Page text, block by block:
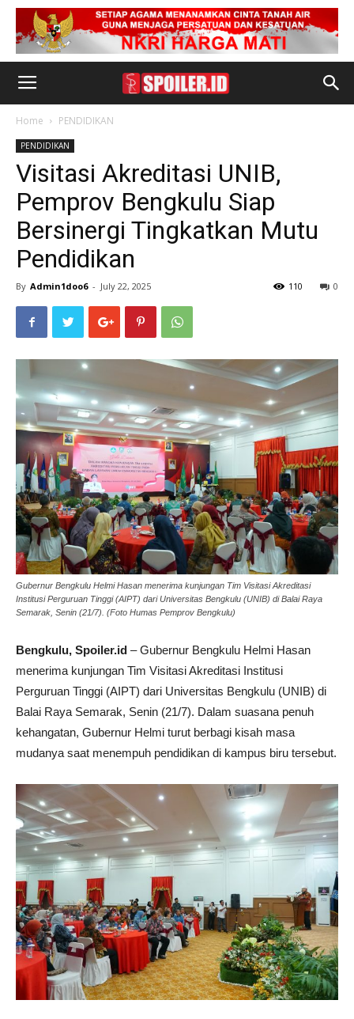
Home PENDIDIKAN
PENDIDIKAN
Visitasi Akreditasi UNIB,
Pemprov Bengkulu Siap
Bersinergi Tingkatkan Mutu
Pendidikan
By Admin1doo6 - July 22, 2025 0
110
Gubernur Bengkulu Helmi Hasan menerima kunjungan Tim Visitasi Akreditasi
Institusi Perguruan Tinggi (AIPT) dari Universitas Bengkulu (UNIB) di Balai Raya
Semarak, Senin (21/7). (Foto Humas Pemprov Bengkulu)
Bengkulu, Spoiler.id – Gubernur Bengkulu Helmi Hasan
menerima kunjungan Tim Visitasi Akreditasi Institusi
Perguruan Tinggi (AIPT) dari Universitas Bengkulu (UNIB) di
Balai Raya Semarak, Senin (21/7). Dalam suasana penuh
kehangatan, Gubernur Helmi turut berbagi kisah masa
mudanya saat menempuh pendidikan di kampus biru tersebut.